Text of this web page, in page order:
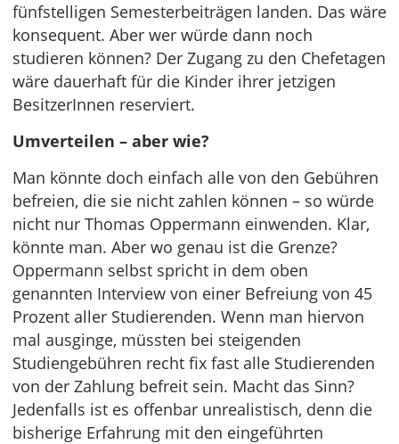
fünfstelligen Semesterbeiträgen landen. Das wäre
konsequent. Aber wer würde dann noch
studieren können? Der Zugang zu den Chefetagen
wäre dauerhaft für die Kinder ihrer jetzigen
BesitzerInnen reserviert.
Umverteilen – aber wie?
Man könnte doch einfach alle von den Gebühren
befreien, die sie nicht zahlen können – so würde
nicht nur Thomas Oppermann einwenden. Klar,
könnte man. Aber wo genau ist die Grenze?
Oppermann selbst spricht in dem oben
genannten Interview von einer Befreiung von 45
Prozent aller Studierenden. Wenn man hiervon
mal ausginge, müssten bei steigenden
Studiengebühren recht fix fast alle Studierenden
von der Zahlung befreit sein. Macht das Sinn?
Jedenfalls ist es offenbar unrealistisch, denn die
bisherige Erfahrung mit den eingeführten